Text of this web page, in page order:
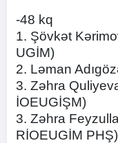
-48 kq
1. Şövkət
UGİM)
2. Ləman
3. Zəhra
İOEUGİŞM)
3. Zəhra
RİOEUGİM PHŞ)